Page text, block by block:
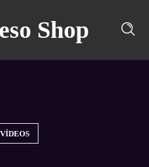
Shop
VÍDEOS